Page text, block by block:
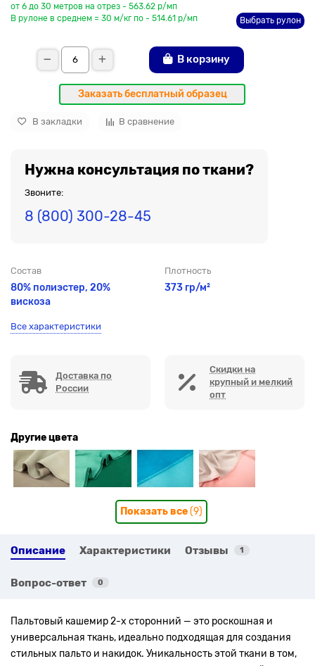
от 6 до 30 метров на отрез - 563.62 р/мп
В рулоне в среднем = 30 м/кг по - 514.61 р/мп
Выбрать рулон
В корзину
Заказать бесплатный образец
В закладки В сравнение
Нужна консультация по ткани?
Звоните:
8 (800) 300-28-45
Состав
80% полиэстер, 20%
вискоза
Плотность
373 гр/м²
Все характеристики
Доставка по
России
Скидки на
крупный и мелкий
опт
Другие цвета
Показать все(9)
Описание Характеристики Отзывы 1
Вопрос-ответ 0
Пальтовый кашемир 2-х сторонний — это роскошная и
универсальная ткань, идеально подходящая для создания
стильных пальто и накидок. Уникальность этой ткани в том,